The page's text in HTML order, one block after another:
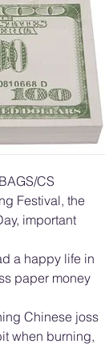
CS
Festival, the
important
a happy life in
paper money
Chinese joss
when burning,